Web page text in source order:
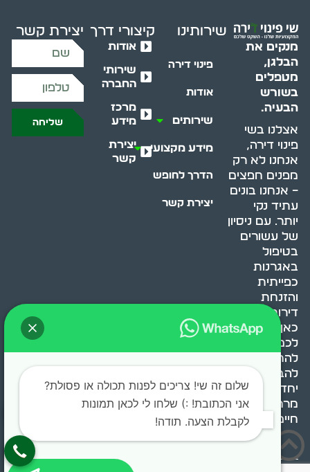
מנקים את
הבלגן,
מטפלים
בשורש
הבעיה.
אצלנו בשי
פינוי דירה,
אנחנו לא רק
מפנים חפצים
– אנחנו בונים
עתיד נקי
יותר. עם ניסיון
של עשורים
בטיפול
באגרנות
כפייתית
והזנחת
דירות, אנחנו
כאן כדי לעזור
לכם
להתמודד,
להבין ולשנות.
יחד, ניצור
מרחב
חיים בריא ומאוזן.
שירותינו
פינוי דירה
אודות
שירותים
מידע מקצועי
הדרך לחופש
יצירת קשר
קיצורי דרך
אודות
שירותי
החברה
מרכז
מידע
יצירת
קשר
יצירת קשר
שליחה
שלום זה שי! צריכים לפנות תכולה או פסולת?
אני הכתובת! :) שלחו לי לכאן תמונות
לקבלת הצעה. תודה!